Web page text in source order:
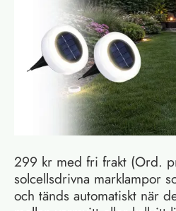
299 kr med fri frakt (Ord.
solcellsdrivna marklampor
och tänds automatiskt när